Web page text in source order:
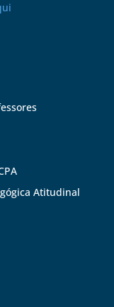
Atitudinal